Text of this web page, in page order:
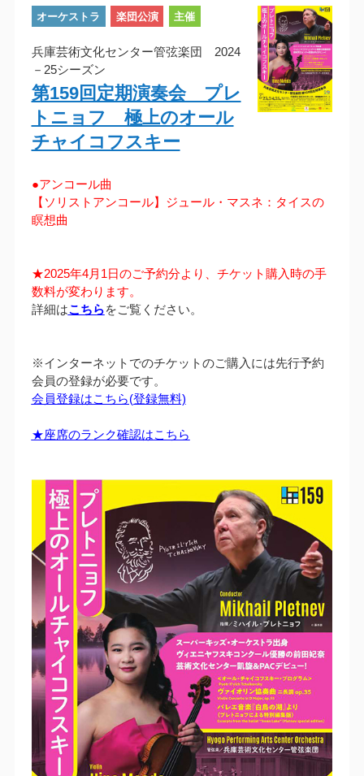
オーケストラ 楽団公演 主催
兵庫芸術文化センター管弦楽団 2024
－25シーズン
第159回定期演奏会 プレ
トニョフ 極上のオール
チャイコフスキー
●アンコール曲
【ソリストアンコール】ジュール・マスネ：タイスの
瞑想曲
★2025年4月1日のご予約分より、チケット購入時の手
数料が変わります。
詳細はこちらをご覧ください。
※インターネットでのチケットのご購入には先行予約
会員の登録が必要です。
会員登録はこちら(登録無料)
★座席のランク確認はこちら